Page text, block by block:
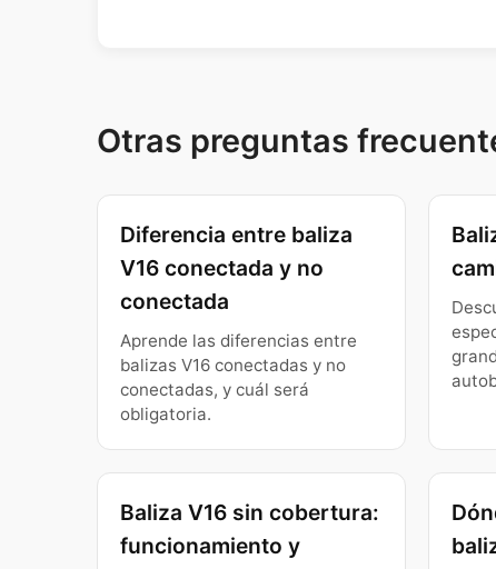
Otras preguntas
Diferencia entre baliza
V16 conectada y no
conectada
Aprende las diferencias entre
balizas V16 conectadas y no
conectadas, y cuál será
obligatoria.
Baliza V16 sin cobertura:
funcionamiento y